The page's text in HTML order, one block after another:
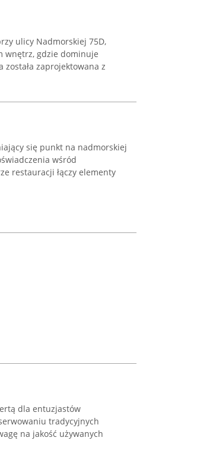
ulicy Nadmorskiej 75D,
wnętrz, gdzie dominuje
zaprojektowana z
się punkt na nadmorskiej
wśród
restauracji łączy elementy
dla entuzjastów
tradycyjnych
na jakość używanych